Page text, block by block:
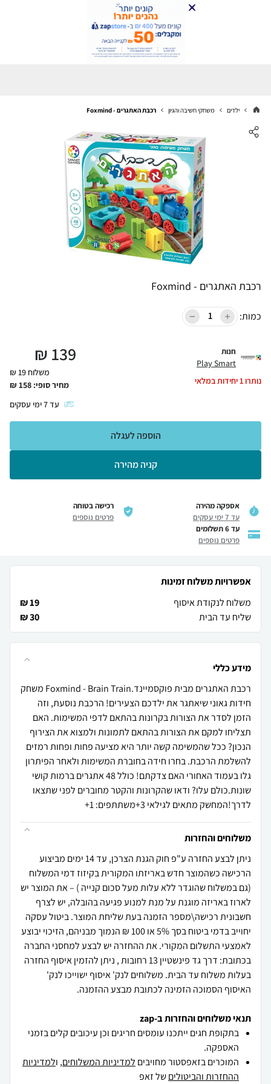
ילדים משחקי חשיבה והגיון רכבת האתגרים - Foxmind
רכבת האתגרים - Foxmind
כמות:
חנות
Play Smart
נותרו1יחידות במלאי
139
₪
משלוח 19 ₪
מחיר סופי: 158
₪
עד7ימי עסקים
קניה מהירה
הוספה לעגלה
אספקה מהירה
עד 7 ימי עסקים
רכישה בטוחה
פרטים נוספים
עד 6 תשלומים
פרטים נוספים
אפשרויות משלוח זמינות
משלוח לנקודת איסוף
19 ₪
שליח עד הבית
30 ₪
מידע כללי
רכבת האתגרים מבית פוקסמיינד.Foxmind - Brain Train משחק
חידות גאוני שיאתגר את ילדכם הצעירים! הרכבת נוסעת, וזה
הזמן לסדר את הצורות בקרונות בהתאם לדפי המשימות. האם
תצליחו למקם את הצורות בהתאם לתמונות ולמצוא את הצירוף
הנכון? ככל שהמשימה קשה יותר היא מציעה פחות ופחות רמזים
להשלמת הרכבת. בחרו חידה בחוברת המשימות ולאחר הפיתרון
גלו בעמוד האחורי האם צדקתם! כולל 48 אתגרים ברמות קושי
שונות.כולם עלו? ודאו שהקרונות והקטר מחוברים לפני שתצאו
לדרך!המחשק מתאים לגילאי 3+משתתפים: 1+
משלוחים והחזרות
ניתן לבצע החזרה ע"פ חוק הגנת הצרכן, עד 14 ימים מביצוע
הרכישה כשהמוצר חדש באריזתו המקורית בקיזוז דמי המשלוח
(גם במשלוח שהוגדר ללא עלות מעל סכום קנייה ) – את המוצר יש
לארוז באריזה מוגנת על מנת למנוע פגיעה בהובלה, יש לצרף
חשבונית רכישה\מספר הזמנה בעת שליחת המוצר. ביטול עסקה
יחוייב בדמי ביטוח בסך 5% או 100 ₪ הנמוך מבניהם, הזיכוי יבוצע
לאמצעי התשלום המקורי. את ההחזרה יש לבצע למחסני החברה
בכתובת: דרך גד פינשטיין 13 רחובות , ניתן להזמין איסוף החזרה
בעלות משלוח עד הבית. משלוחים לנק' איסוף ישוייכו לנק'
האיסוף הסמוכה הזמינה לכתובת מבצע ההזמנה.
תנאי משלוחים והחזרות ב-zap
בתקופת חגים ייתכנו עומסים חריגים וכן עיכובים קלים בזמני
האספקה.
המוכרים בזאפסטור מחויבים למדיניות המשלוחים, ולמדיניות
ההחזרות והביטוליםשל זאפ